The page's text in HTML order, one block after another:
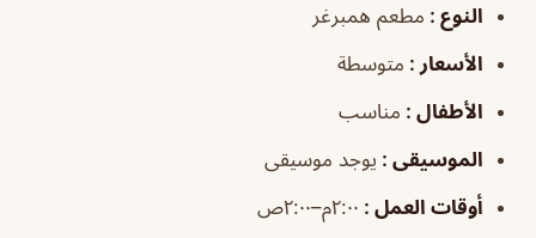
النوع : مطعم همبرغر
الأسعار : متوسطة
الأطفال : مناسب
الموسيقى : يوجد موسيقى
أوقات العمل : ٢:٠٠م–٢:٠٠ص